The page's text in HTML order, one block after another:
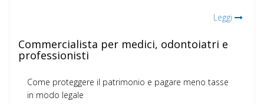
Leggi
Commercialista per medici, odontoiatri e
professionisti
Come proteggere il patrimonio e pagare meno tasse
in modo legale